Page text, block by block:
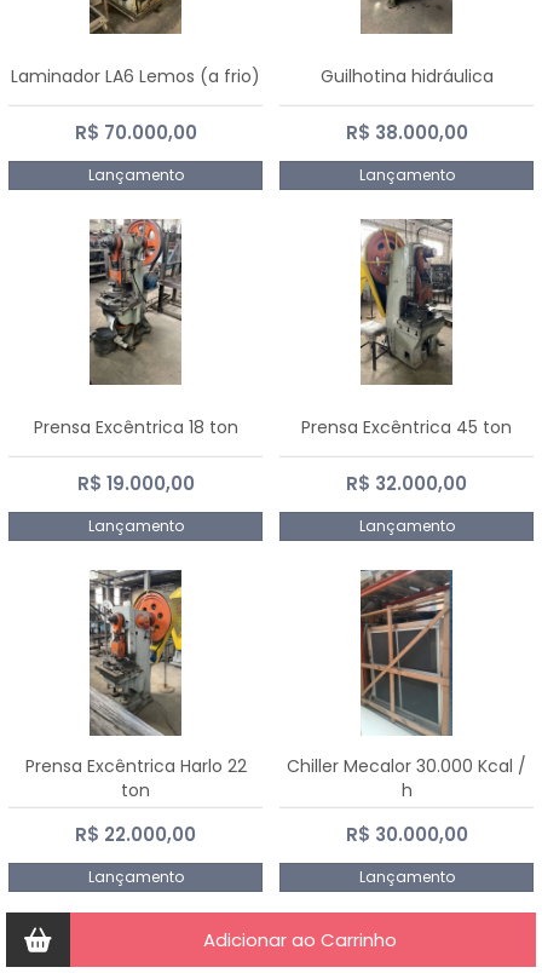
Laminador LA6 Lemos (a frio)
R$ 70.000,00
Lançamento
Guilhotina hidráulica
R$ 38.000,00
Lançamento
Prensa Excêntrica 18 ton
R$ 19.000,00
Lançamento
Prensa Excêntrica 45 ton
R$ 32.000,00
Lançamento
Prensa Excêntrica Harlo 22
ton
R$ 22.000,00
Lançamento
Chiller Mecalor 30.000 Kcal /
h
R$ 30.000,00
Lançamento
Adicionar ao Carrinho